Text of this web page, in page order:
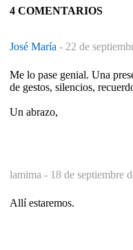
4 COMENTARIOS
José María - 22 de
Me lo pase genial. Una
de gestos, silencios,
Un abrazo,
lamima - 18 de septiembre
Allí estaremos.